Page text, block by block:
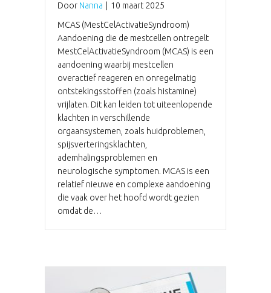
Door Nanna
10 maart 2025
MCAS (MestCelActivatieSyndroom)
Aandoening die de mestcellen ontregelt
MestCelActivatieSyndroom (MCAS) is een
aandoening waarbij mestcellen
overactief reageren en onregelmatig
ontstekingsstoffen (zoals histamine)
vrijlaten. Dit kan leiden tot uiteenlopende
klachten in verschillende
orgaansystemen, zoals huidproblemen,
spijsverteringsklachten,
ademhalingsproblemen en
neurologische symptomen. MCAS is een
relatief nieuwe en complexe aandoening
die vaak over het hoofd wordt gezien
omdat de…